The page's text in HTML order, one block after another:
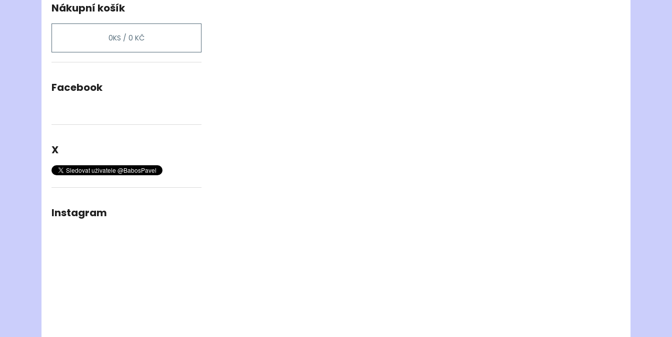
Nákupní košík
0KS / 0 KČ
Facebook
X
Instagram